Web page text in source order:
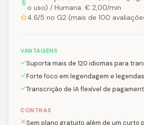
o uso) / Humana: € 2,00/min
4.6/5 no G2 (mais de 100
VANTAGENS
Suporta mais de 120 idiomas para
Forte foco em legendagem e legendas
Transcrição de IA flexível de
CONTRAS
Sem plano gratuito além de um curto